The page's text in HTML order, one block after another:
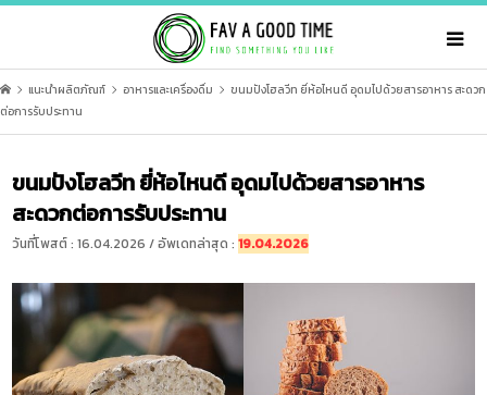
แนะนำผลิตภัณฑ์ อาหารและเครื่องดื่ม
ขนมปังโฮลวีท ยี่ห้อไหนดี อุดมไปด้วยสารอาหาร สะดวก
ต่อการรับประทาน
ขนมปังโฮลวีท ยี่ห้อไหนดี อุดมไปด้วยสารอาหาร
สะดวกต่อการรับประทาน
วันที่โพสต์ : 16.04.2026 / อัพเดทล่าสุด :19.04.2026